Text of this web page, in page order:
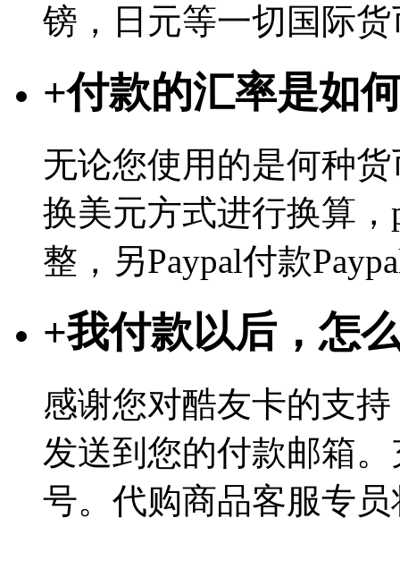
镑，日元等一切国际
+付款的汇率是如
无论您使用的是何种
换美元方式进行换算
整，另Paypal付款
+我付款以后，怎
感谢您对酷友卡的支
发送到您的付款邮箱
号。代购商品客服专